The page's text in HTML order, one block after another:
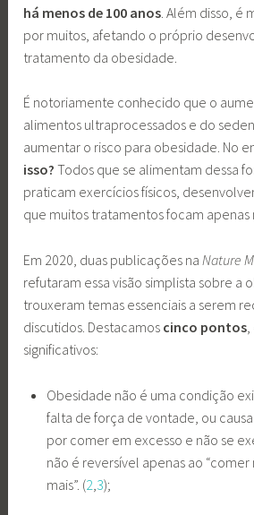
há menos de 100 anos . Além disso,
por muitos, afetando o próprio
tratamento da obesidade.
É notoriamente conhecido que o
alimentos ultraprocessados e do
aumentar o risco para obesidade. No
isso?Todos que se alimentam dessa
praticam exercícios físicos,
que muitos tratamentos focam apenas
Em 2020, duas publicações naNature
refutaram essa visão simplista sobre a
trouxeram temas essenciais a serem
discutidos. Destacamos cinco pontos
significativos:
Obesidade não é uma condição
falta de força de vontade, ou
por comer em excesso e não se
não é reversível apenas ao
mais”. (2 3);